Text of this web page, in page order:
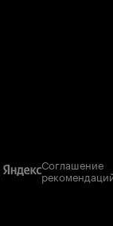
Соглашение